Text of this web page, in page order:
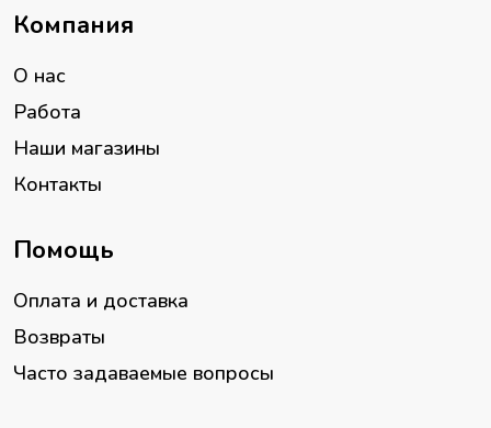
Компания
О нас
Работа
Наши магазины
Контакты
Помощь
Оплата и доставка
Возвраты
Часто задаваемые вопросы